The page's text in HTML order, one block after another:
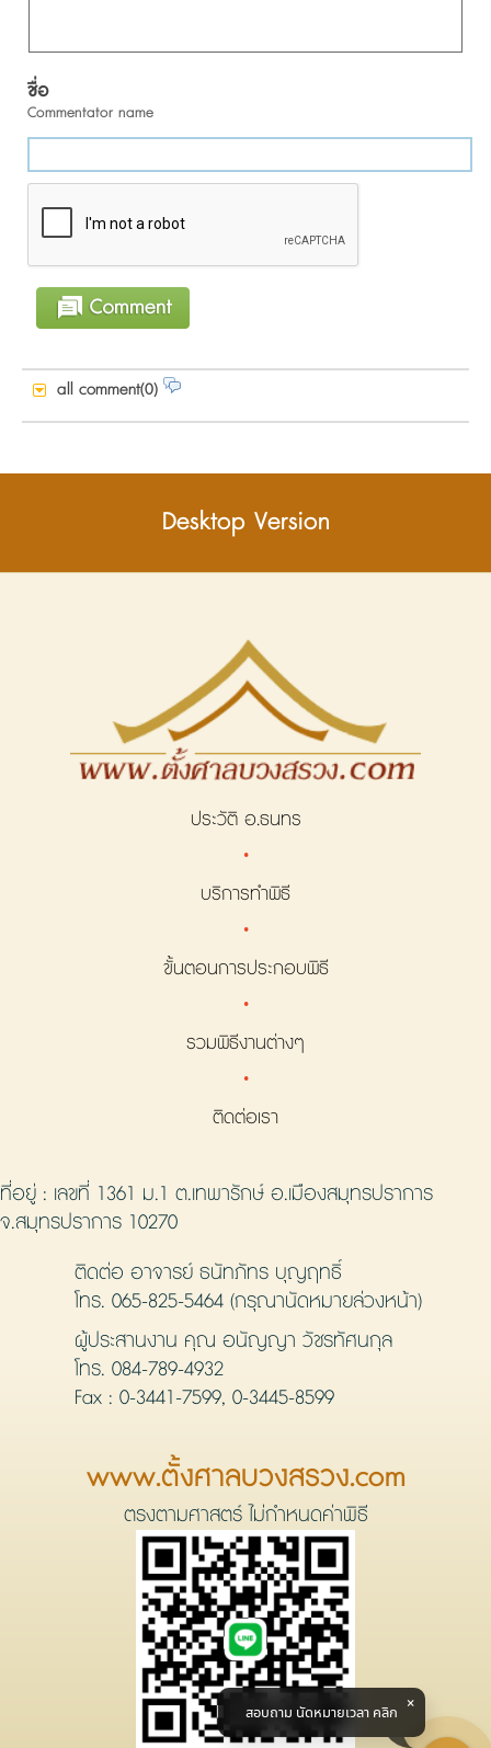
ชื่อ
Commentator name
all comment(0)
Desktop Version
ประวัติ อ.ธนทร
·
บริการทำพิธี
·
ขั้นตอนการประกอบพิธี
·
รวมพิธีงานต่างๆ
·
ติดต่อเรา
ที่อยู่ : เลขที่ 1361 ม.1 ต.เทพารักษ์ อ.เมืองสมุทรปราการ
จ.สมุทรปราการ 10270
ติดต่อ อาจารย์ ธนัทภัทร บุญฤทธิ์
โทร. 065-825-5464 (กรุณานัดหมายล่วงหน้า)
ผู้ประสานงาน คุณ อนัญญา วัชรทัศนกุล
โทร. 084-789-4932
Fax : 0-3441-7599, 0-3445-8599
www.ตั้งศาลบวงสรวง.com
ตรงตามศาสตร์ ไม่กำหนดค่าพิธี
สอบถาม นัดหมายเวลา คลิก